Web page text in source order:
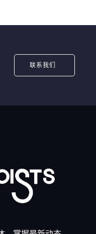
联系我们